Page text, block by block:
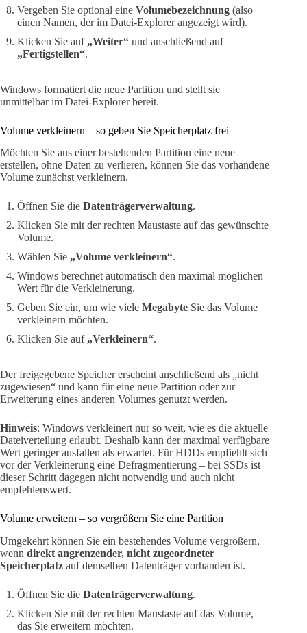
Vergeben Sie optional eine Volumebezeichnung (also
einen Namen, der im Datei-Explorer angezeigt wird).
Klicken Sie auf „Weiter“ und anschließend auf
„Fertigstellen“.
Windows formatiert die neue Partition und stellt sie
unmittelbar im Datei-Explorer bereit.
Volume verkleinern – so geben Sie Speicherplatz frei
Möchten Sie aus einer bestehenden Partition eine neue
erstellen, ohne Daten zu verlieren, können Sie das vorhandene
Volume zunächst verkleinern.
Öffnen Sie die Datenträgerverwaltung.
Klicken Sie mit der rechten Maustaste auf das gewünschte
Volume.
Wählen Sie „Volume verkleinern“.
Windows berechnet automatisch den maximal möglichen
Wert für die Verkleinerung.
Geben Sie ein, um wie viele Megabyte Sie das Volume
verkleinern möchten.
Klicken Sie auf „Verkleinern“.
Der freigegebene Speicher erscheint anschließend als „nicht
zugewiesen“ und kann für eine neue Partition oder zur
Erweiterung eines anderen Volumes genutzt werden.
Hinweis: Windows verkleinert nur so weit, wie es die aktuelle
Dateiverteilung erlaubt. Deshalb kann der maximal verfügbare
Wert geringer ausfallen als erwartet. Für HDDs empfiehlt sich
vor der Verkleinerung eine Defragmentierung – bei SSDs ist
dieser Schritt dagegen nicht notwendig und auch nicht
empfehlenswert.
Volume erweitern – so vergrößern Sie eine Partition
Umgekehrt können Sie ein bestehendes Volume vergrößern,
wenn direkt angrenzender, nicht zugeordneter
Speicherplatz auf demselben Datenträger vorhanden ist.
Öffnen Sie die Datenträgerverwaltung.
Klicken Sie mit der rechten Maustaste auf das Volume,
das Sie erweitern möchten.